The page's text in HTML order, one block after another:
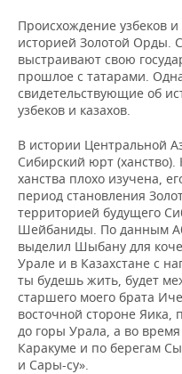
Происхождение узбеков и
историей Золотой Орды.
выстраивают свою
прошлое с татарами.
свидетельствующие об
узбеков и казахов.
В истории Центральной
Сибирский юрт
ханства плохо изучена,
период становления
территорией будущего
Шейбаниды. По данным
выделил Шыбану для
Урале и в Казахстане с
ты будешь жить, будет
старшего моего брата
восточной стороне Яика,
до горы Урала, а во
Каракуме и по берегам
и Сары-су».